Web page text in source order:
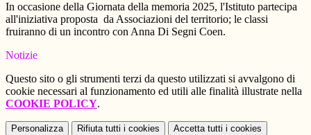
In occasione della Giornata della memoria 2025, l'Istituto partecipa
all'iniziativa proposta da Associazioni del territorio; le classi
fruiranno di un incontro con Anna Di Segni Coen.
Notizie
Questo sito o gli strumenti terzi da questo utilizzati si avvalgono di
cookie necessari al funzionamento ed utili alle finalità illustrate nella
COOKIE POLICY.
Personalizza Rifiuta tutti i cookies Accetta tutti i cookies